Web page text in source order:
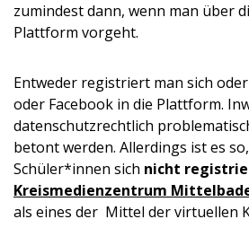
zumindest dann, wenn man über
Plattform vorgeht.
Entweder registriert man sich
oder Facebook in die Plattform.
datenschutzrechtlich
betont werden. Allerdings ist es
Schüler*innen sich nicht
Kreismedienzentrum
als eines der Mittel der virtuellen